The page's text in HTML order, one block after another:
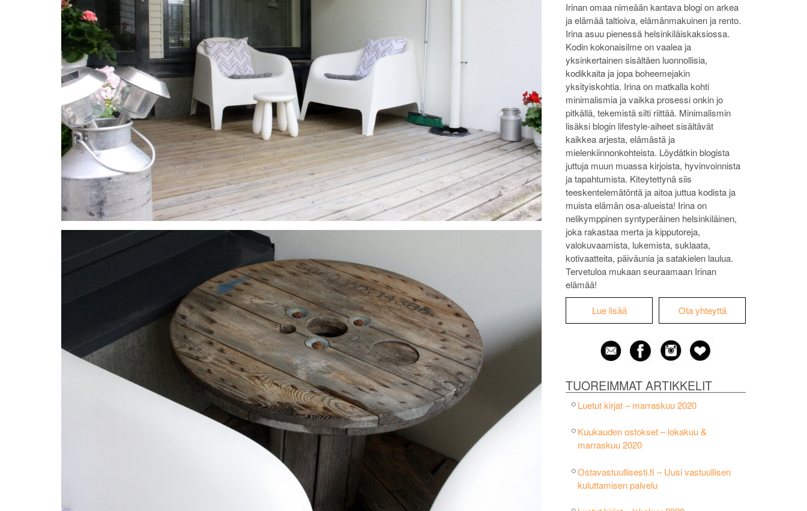
Irinan omaa nimeään kantava blogi on arkea
ja elämää taltioiva, elämänmakuinen ja rento.
Irina asuu pienessä helsinkiläiskaksiossa.
Kodin kokonaisilme on vaalea ja
yksinkertainen sisältäen luonnollisia,
kodikkaita ja jopa boheemejakin
yksityiskohtia. Irina on matkalla kohti
minimalismia ja vaikka prosessi onkin jo
pitkällä, tekemistä silti riittää. Minimalismin
lisäksi blogin lifestyle-aiheet sisältävät
kaikkea arjesta, elämästä ja
mielenkiinnonkohteista. Löydätkin blogista
juttuja muun muassa kirjoista, hyvinvoinnista
ja tapahtumista. Kiteytettynä siis
teeskentelemätöntä ja aitoa juttua kodista ja
muista elämän osa-alueista! Irina on
nelikymppinen syntyperäinen helsinkiläinen,
joka rakastaa merta ja kipputoreja,
valokuvaamista, lukemista, suklaata,
kotivaatteita, päiväunia ja satakielen laulua.
Tervetuloa mukaan seuraamaan Irinan
elämää!
Lue lisää Ota yhteyttä
TUOREIMMAT ARTIKKELIT
Luetut kirjat – marraskuu 2020
Kuukauden ostokset – lokakuu &
marraskuu 2020
Ostavastuullisesti.fi – Uusi vastuullisen
kuluttamisen palvelu